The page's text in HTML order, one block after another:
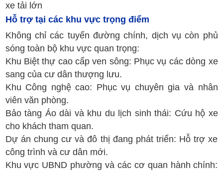
xe tải lớn
Hỗ trợ tại các khu vực trọng điểm
Không chỉ các tuyến đường chính, dịch vụ còn phủ
sóng toàn bộ khu vực quan trọng:
Khu Biệt thự cao cấp ven sông: Phục vụ các dòng xe
sang của cư dân thượng lưu.
Khu Công nghệ cao: Phục vụ chuyên gia và nhân
viên văn phòng.
Bảo tàng Áo dài và khu du lịch sinh thái: Cứu hộ xe
cho khách tham quan.
Dự án chung cư và đô thị đang phát triển: Hỗ trợ xe
công trình và cư dân mới.
Khu vực UBND phường và các cơ quan hành chính: